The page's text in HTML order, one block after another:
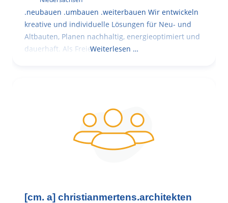
.neubauen .umbauen .weiterbauen Wir entwickeln
kreative und individuelle Lösungen für Neu- und
Altbauten, Planen nachhaltig, energieoptimiert und
dauerhaft. Als FreieWeiterlesen …
[cm. a] christianmertens.architekten